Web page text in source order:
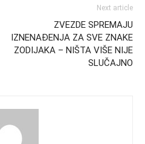
Next article
ZVEZDE SPREMAJU
IZNENAĐENJA ZA SVE ZNAKE
ZODIJAKA – NIŠTA VIŠE NIJE
SLUČAJNO